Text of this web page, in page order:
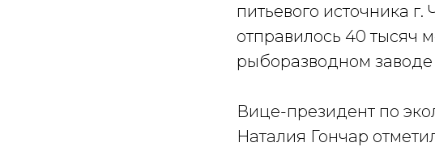
питьевого источника
отправилось 40 тысяч
рыборазводном
Вице-президент по
Наталия Гончар